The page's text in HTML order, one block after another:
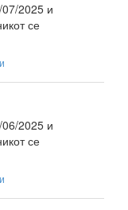
07/2025 и
се
06/2025 и
се